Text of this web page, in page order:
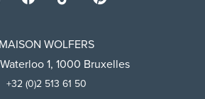
MAISON WOLFERS
1, 1000 Bruxelles
+32 (0)2 513 61 50